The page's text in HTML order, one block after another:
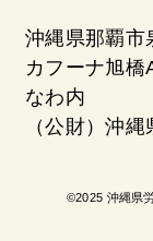
沖縄県那覇市
カフーナ旭橋
なわ内
（公財）沖
©2025 沖縄県